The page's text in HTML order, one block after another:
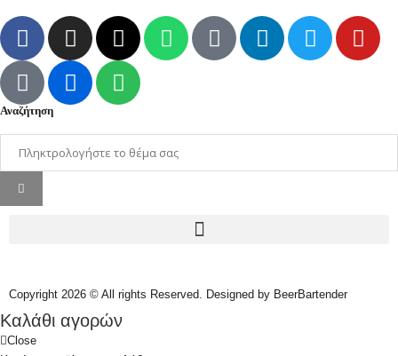
Αναζήτηση
Copyright 2026 © All rights Reserved. Designed by BeerBartender
Καλάθι αγορών
Close